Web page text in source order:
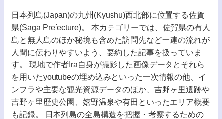
日本列島(Japan)の九州(Kyushu)西北部に位置する佐賀
県(Saga Prefecture)。 本カテゴリーでは、佐賀県の有人
島と無人島のほか秘境も含めた訪問先など一連の流れが
人間に伝わりやすいよう、要約した記事を扱っていま
す。 現地で作者Ira自身が撮影した画像データとそれら
を用いたyoutubeの埋め込みといった一次情報の他、イ
ンフラや主要な観光資源データのほか、吉野ヶ里遺跡や
吉野ヶ里歴史公園、嬉野温泉や有田といったエリア概要
も記録。 日本列島の全島構造を把握・考察するための